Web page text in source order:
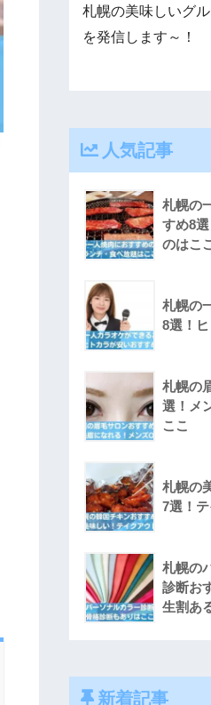
札幌の美味しいグ
を発信します～！
人気記事
札幌の
すめ8
のはこ
札幌の
8選！
札幌の
選！メ
ここ
札幌の
7選！
札幌の
診断お
生割あ
新着記事